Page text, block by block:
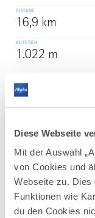
Diese Webseite
Mit der Auswahl
von Cookies und
Webseite zu. Dies
Funktionen wie
du den Cookies
DISTANZ
16,9 km
AUFSTIEG
1.022 m
WANDERTOUR
Wandertrilogie
Etappe 22
Die Route des
438 km durch die
über die Terrassen im
DISTANZ
mehr
dazu